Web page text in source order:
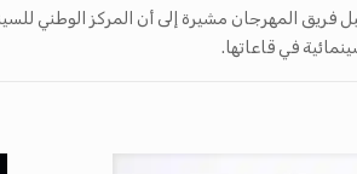
فريق المهرجان مشيرة إلى أن المركز الوطني
في قاعاتها.